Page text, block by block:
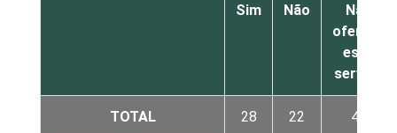
Sim Não
Não
oferece
esse
serviço
TOTAL 28 22 49